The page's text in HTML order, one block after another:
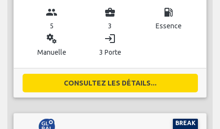
group
5
business_center
3
local_gas_station
Essence
miscellaneous_services
Manuelle
login
3 Porte
CONSULTEZ LES DÉTAILS...
BREAK